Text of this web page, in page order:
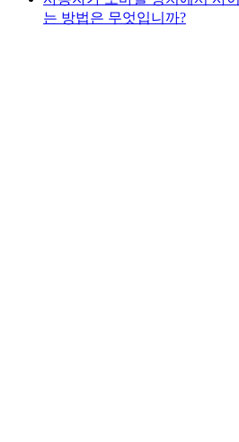
는 방법은 무엇입니까?